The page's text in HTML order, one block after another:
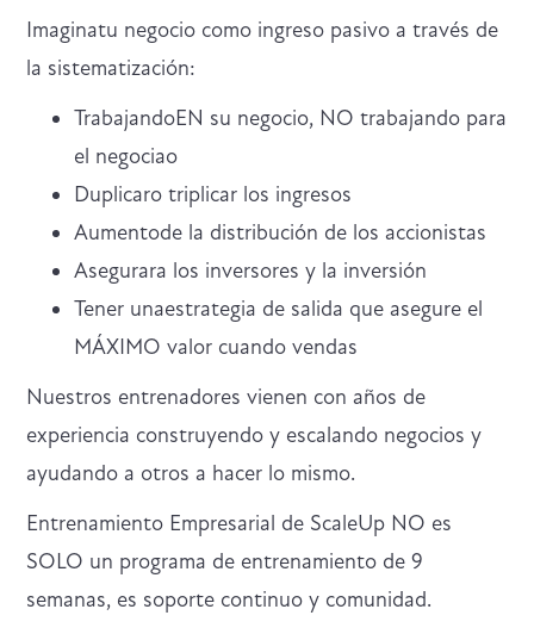
Imaginatu negocio como ingreso pasivo a través de
la sistematización:
TrabajandoEN su negocio, NO trabajando para
el negociao
Duplicaro triplicar los ingresos
Aumentode la distribución de los accionistas
Asegurara los inversores y la inversión
Tener unaestrategia de salida que asegure el
MÁXIMO valor cuando vendas
Nuestros entrenadores vienen con años de
experiencia construyendo y escalando negocios y
ayudando a otros a hacer lo mismo.
Entrenamiento Empresarial de ScaleUp NO es
SOLO un programa de entrenamiento de 9
semanas, es soporte continuo y comunidad.